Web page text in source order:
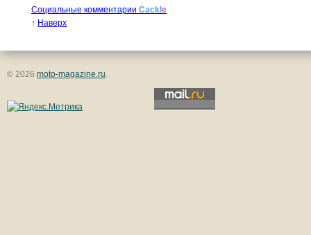
Социальные комментарии Cackl e
↑ Наверх
© 2026 moto-magazine.ru.